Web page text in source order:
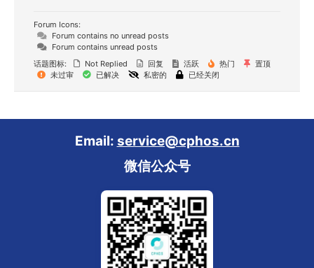
Forum Icons:
Forum contains no unread posts
Forum contains unread posts
话题图标:
Not Replied 回复 活跃 热门
置顶
未过审
已解决 私密的 已经关闭
Email: service@cphos.cn
微信公众号